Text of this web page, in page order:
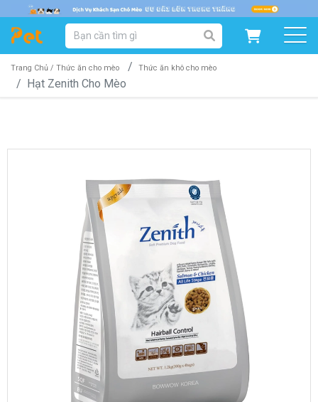
DANH MỤC SẢN PHẨM
SẢN PHẨM DÀNH CHO MÈO SẢN PHẨM DÀNH CHO CHÓ
Trang Chủ / Thức ăn cho mèo Thức ăn khô cho mèo
Hạt Zenith Cho Mèo